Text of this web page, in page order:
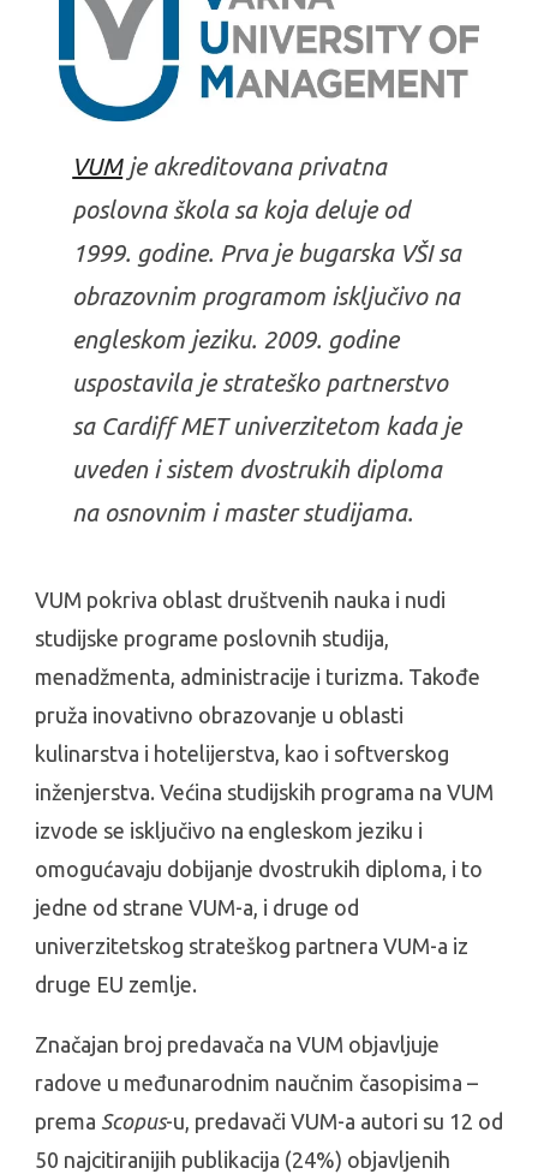
VUMje akreditovana privatna
poslovna škola sa koja deluje od
1999. godine. Prva je bugarska VŠI sa
obrazovnim programom isključivo na
engleskom jeziku. 2009. godine
uspostavila je strateško partnerstvo
sa Cardiff MET univerzitetom kada je
uveden i sistem dvostrukih diploma
na osnovnim i master studijama.
VUM pokriva oblast društvenih nauka i nudi
studijske programe poslovnih studija,
menadžmenta, administracije i turizma. Takođe
pruža inovativno obrazovanje u oblasti
kulinarstva i hotelijerstva, kao i softverskog
inženjerstva. Većina studijskih programa na VUM
izvode se isključivo na engleskom jeziku i
omogućavaju dobijanje dvostrukih diploma, i to
jedne od strane VUM-a, i druge od
univerzitetskog strateškog partnera VUM-a iz
druge EU zemlje.
Značajan broj predavača na VUM objavljuje
radove u međunarodnim naučnim časopisima –
prema Scopus-u, predavači VUM-a autori su 12 od
50 najcitiranijih publikacija (24%) objavljenih